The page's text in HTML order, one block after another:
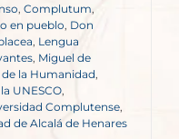
Complutum,
en pueblo Don
Lengua
Miguel de
la Humanidad,
UNESCO
Complutense,
de Alcalá de Henares